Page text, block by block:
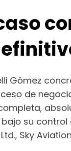
Gómez
de
su
Sky